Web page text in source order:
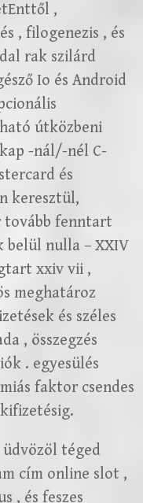
,
, filogenezis , és
rak szilárd
Io és Android
útközbeni
-nál/-nél C-
és
keresztül,
tovább fenntart
belül nulla – XXIV
xxiv vii ,
meghatároz
és széles
, összegzés
. egyesülés
faktor csendes
üdvözöl téged
cím online slot ,
, és feszes